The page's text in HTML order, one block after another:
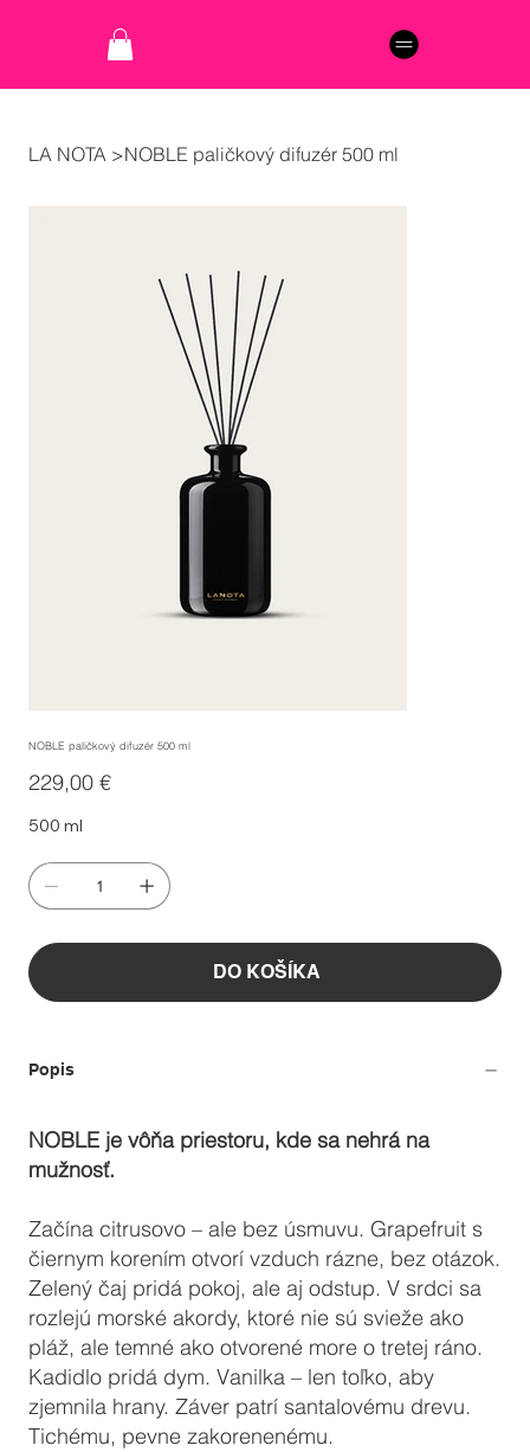
LA NOTA >NOBLE paličkový difuzér 500 ml
NOBLE paličkový difuzér 500 ml
Cena
229,00 €
500 ml
DO KOŠÍKA
Popis
NOBLE je vôňa priestoru, kde sa nehrá na
mužnosť.
Začína citrusovo – ale bez úsmuvu. Grapefruit s
čiernym korením otvorí vzduch rázne, bez otázok.
Zelený čaj pridá pokoj, ale aj odstup. V srdci sa
rozlejú morské akordy, ktoré nie sú svieže ako
pláž, ale temné ako otvorené more o tretej ráno.
Kadidlo pridá dym. Vanilka – len toľko, aby
zjemnila hrany. Záver patrí santalovému drevu.
Tichému, pevne zakorenenému.